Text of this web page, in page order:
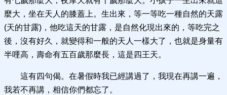
麼大，坐在天人的膝蓋上。生出來，等一等吃一種自然的天露
(天的甘露)，他吃這天的甘露，是自然化現出來的，等吃完之
後，沒有好久，就變得和一般的天人一樣大了，也就是身量有
半哩高，壽命有五百歲那麼長，這是四王天。
這有四句偈。在暑假時我已經講過了，我現在再講一遍，
我若不再講，相信你們都忘了。